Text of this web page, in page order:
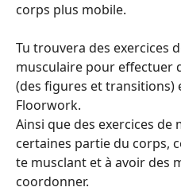
corps plus mobile.
Tu trouvera des exercices
musculaire pour effectuer
(des figures et transitions)
Floorwork.
Ainsi que des exercices de
certaines partie du corps,
te musclant et à avoir des
coordonner.